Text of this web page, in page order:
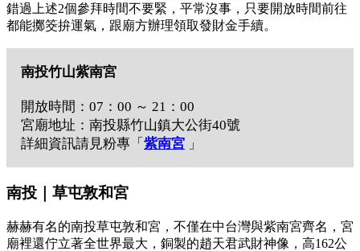
錯過上述2個參拜時間不要緊，平常沒事，只要開放時間前往
都能擲筊拚運氣，跟廟方辦理領取發財金手續。
南投竹山紫南宮
開放時間：07：00 ～ 21：00
宮廟地址：南投縣竹山鎮大公街40號
詳細資訊請見粉專「 紫南宮 」
南投｜草屯敦和宮
赫赫有名的南投草屯敦和宮，不僅在中台灣與紫南宮齊名，宮
廟裡還佇立著全世界最大，銅製的趙天君武財神像，高162公